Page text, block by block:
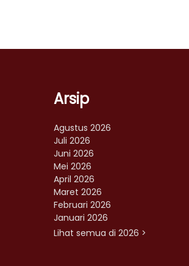
Arsip
Agustus 2026
Juli 2026
Juni 2026
Mei 2026
April 2026
Maret 2026
Februari 2026
Januari 2026
Lihat semua di 2026 >